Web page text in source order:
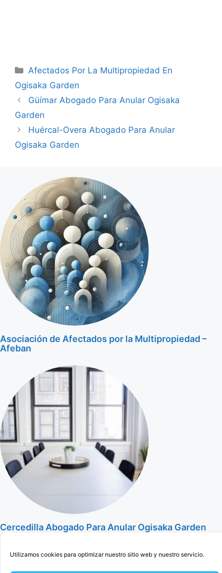
Utilizamos cookies para optimizar nuestro sitio web y nuestro servicio.
Categorías
Afectados Por La Multipropiedad En
Ogisaka Garden
Güímar Abogado Para Anular Ogisaka
Garden
Huércal-Overa Abogado Para Anular
Ogisaka Garden
Asociación de Afectados por la Multipropiedad –
Afeban
Cercedilla Abogado Para Anular Ogisaka Garden